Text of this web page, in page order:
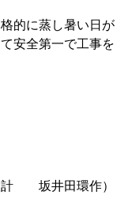
的に蒸し暑い日が
安全第一で工事を
環作）